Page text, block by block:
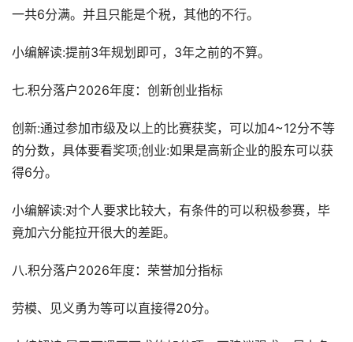
一共6分满。并且只能是个税，其他的不行。
小编解读:提前3年规划即可，3年之前的不算。
七.积分落户2026年度：创新创业指标
创新:通过参加市级及以上的比赛获奖，可以加4~12分不等
的分数，具体要看奖项;创业:如果是高新企业的股东可以获
得6分。
小编解读:对个人要求比较大，有条件的可以积极参赛，毕
竟加六分能拉开很大的差距。
八.积分落户2026年度：荣誉加分指标
劳模、见义勇为等可以直接得20分。